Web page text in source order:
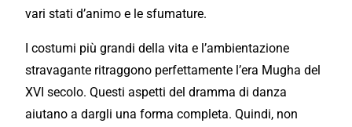
vari stati d’animo e le sfumature.
I costumi più grandi della vita e l’ambientazione
stravagante ritraggono perfettamente l’era Mugha del
XVI secolo. Questi aspetti del dramma di danza
aiutano a dargli una forma completa. Quindi, non